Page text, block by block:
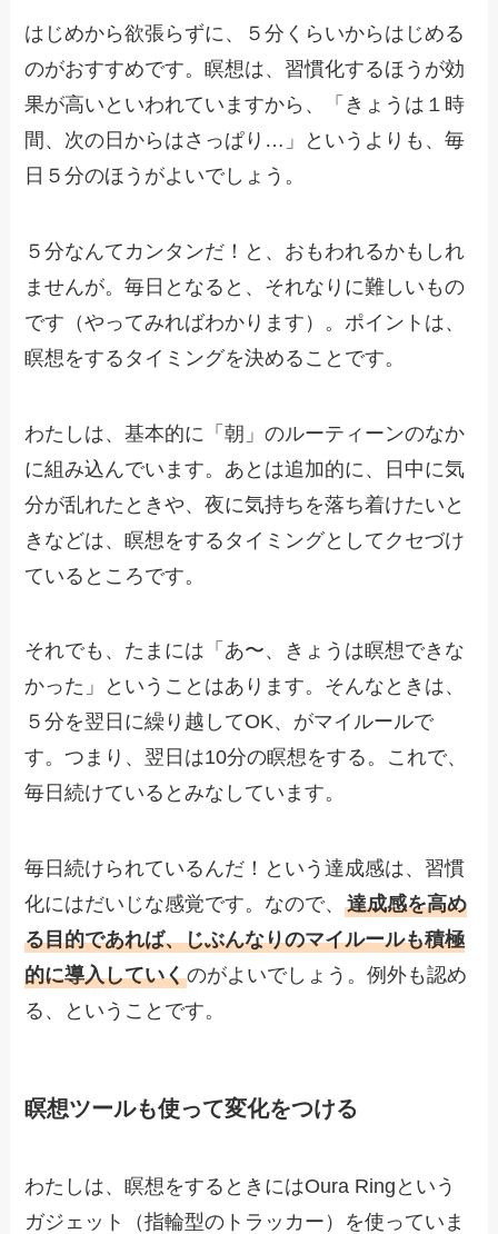
はじめから欲張らずに、５分くらいからはじめる
のがおすすめです。瞑想は、習慣化するほうが効
果が高いといわれていますから、「きょうは１時
間、次の日からはさっぱり…」というよりも、毎
日５分のほうがよいでしょう。
５分なんてカンタンだ！と、おもわれるかもしれ
ませんが。毎日となると、それなりに難しいもの
です（やってみればわかります）。ポイントは、
瞑想をするタイミングを決めることです。
わたしは、基本的に「朝」のルーティーンのなか
に組み込んでいます。あとは追加的に、日中に気
分が乱れたときや、夜に気持ちを落ち着けたいと
きなどは、瞑想をするタイミングとしてクセづけ
ているところです。
それでも、たまには「あ〜、きょうは瞑想できな
かった」ということはあります。そんなときは、
５分を翌日に繰り越してOK、がマイルールで
す。つまり、翌日は10分の瞑想をする。これで、
毎日続けているとみなしています。
毎日続けられているんだ！という達成感は、習慣
化にはだいじな感覚です。なので、達成感を高め
る目的であれば、じぶんなりのマイルールも積極
的に導入していくのがよいでしょう。例外も認め
る、ということです。
瞑想ツールも使って変化をつける
わたしは、瞑想をするときにはOura Ringという
ガジェット（指輪型のトラッカー）を使っていま